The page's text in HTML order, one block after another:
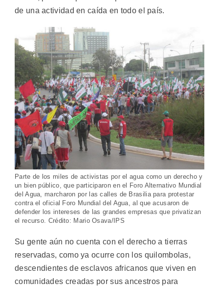
de una actividad en caída en todo el país.
Parte de los miles de activistas por el agua como un derecho y
un bien público, que participaron en el Foro Alternativo Mundial
del Agua, marcharon por las calles de Brasilia para protestar
contra el oficial Foro Mundial del Agua, al que acusaron de
defender los intereses de las grandes empresas que privatizan
el recurso. Crédito: Mario Osava/IPS
Su gente aún no cuenta con el derecho a tierras
reservadas, como ya ocurre con los quilombolas,
descendientes de esclavos africanos que viven en
comunidades creadas por sus ancestros para